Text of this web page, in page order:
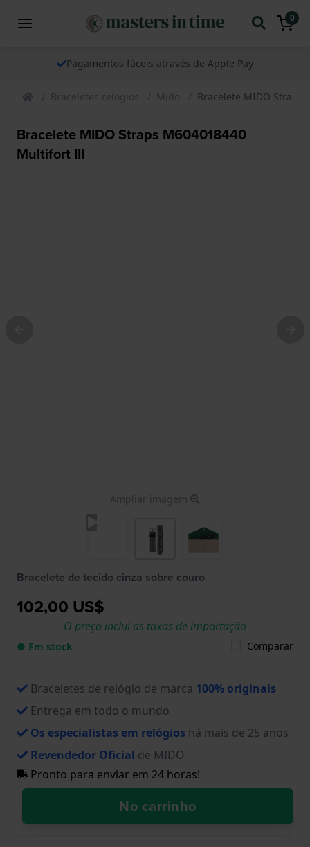
0
Pagamentos fáceis através de Apple Pay
Braceletes relogios Mido Bracelete MIDO
Bracelete MIDO Straps M604018440
Multifort III
Ampliar imagem
Bracelete de tecido cinza sobre couro
102,00 US$
O preço inclui as taxas de importação
● Em stock Comparar
Braceletes de relógio de marca 100% originais
Entrega em todo o mundo
Os especialistas em relógios há mais de 25 anos
Revendedor Oficial de MIDO
Pronto para enviar em 24 horas!
No carrinho